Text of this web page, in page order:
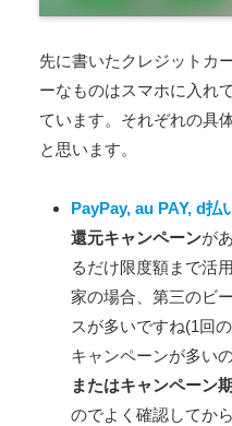
先に書いたクレジットカ
ーなものはスマホに入れ
ています。それぞれの具
と思います。
PayPay, au PAY, d払
還元キャンペーンが
るだけ限度額まで活
家の場合、第三のビ
スが多いですね(1回
キャンペーンが多い
またはキャンペーン
のでよく確認してか